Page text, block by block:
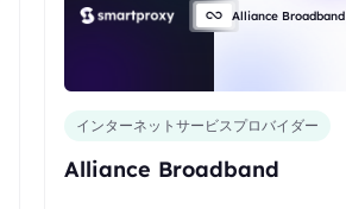
Alliance Broadband
インターネットサービスプロバイダー
Alliance Broadband